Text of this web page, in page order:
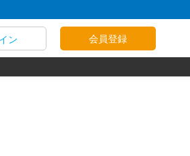
ン 会員登録